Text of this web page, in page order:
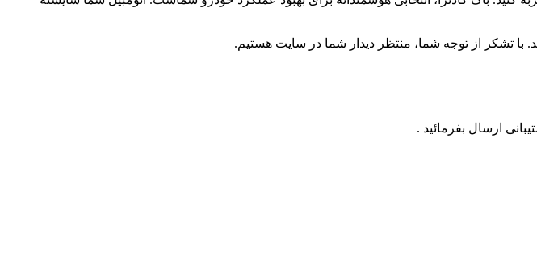
تشکر از توجه شما، منتظر دیدار شما در سایت هستیم.
ارسال بفرمائید .